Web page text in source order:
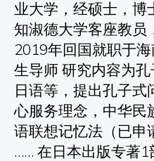
业大学，经硕士，博
知淑德大学客座教员
2019年回国就职于
生导师 研究内容为
日语等，提出孔子
心服务理念，中华民
语联想记忆法（已申
…… 在日本出版专著